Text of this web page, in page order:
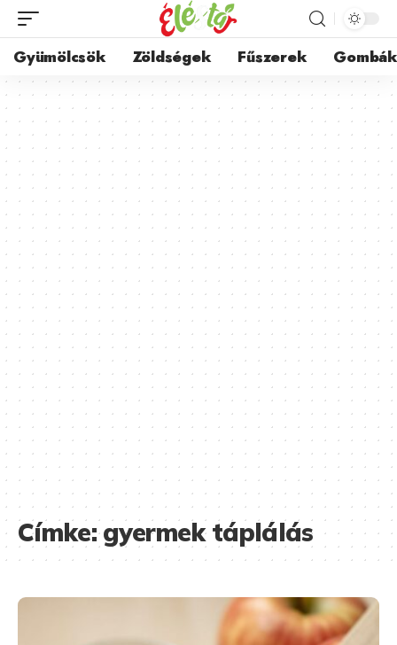
Gyümölcsök Zöldségek Fűszerek Gombák
Címke:gyermek táplálás